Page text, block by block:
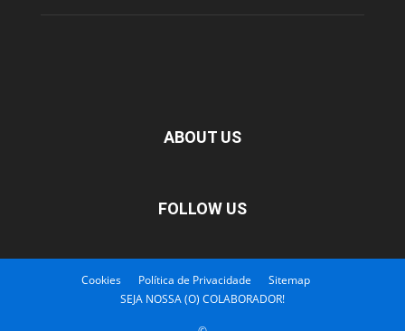
ABOUT US
FOLLOW US
Cookies Política de Privacidade
Sitemap
SEJA NOSSA (O) COLABORADOR!